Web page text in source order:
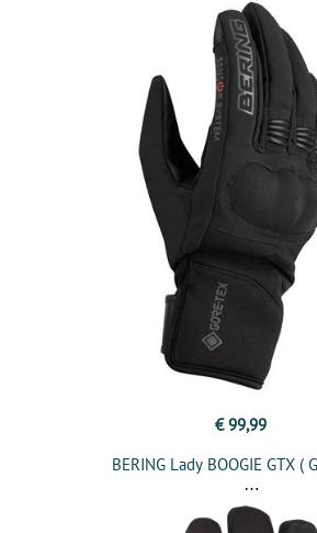
€ 99,99
BERING Lady BOOGIE GTX (